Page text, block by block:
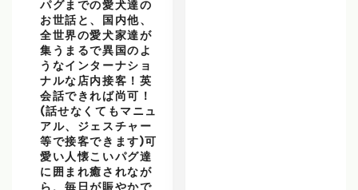
パグまでの愛犬達の
お世話と、国内他、
全世界の愛犬家達が
集うまるで異国のよ
うなインターナショ
ナルな店内接客！英
会話できれば尚可！
(話せなくてもマニュ
アル、ジェスチャー
等で接客できます)可
愛い人懐こいパグ達
に囲まれ癒されなが